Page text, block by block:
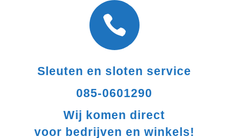

Sleuten en sloten service
085-0601290
Wij komen direct
voor bedrijven en winkels!